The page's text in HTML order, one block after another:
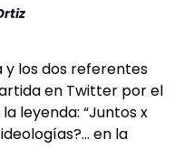
y los dos referentes
en Twitter por el
leyenda: “Juntos x
en la